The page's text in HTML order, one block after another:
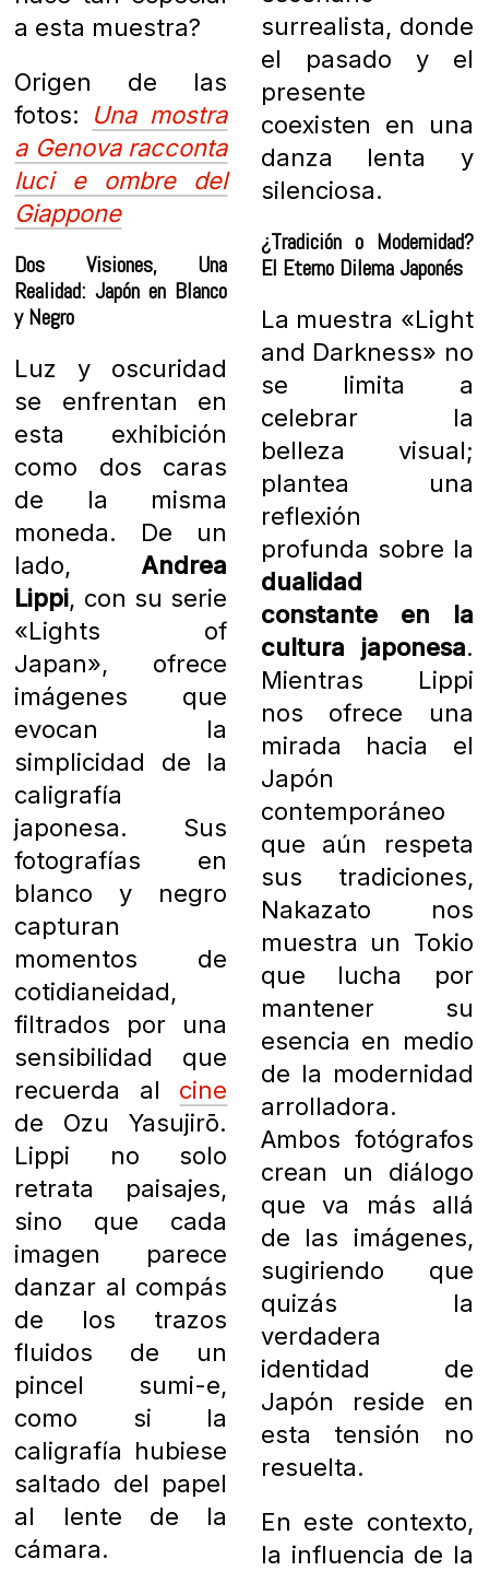
a esta muestra?
Origen de las
fotos: Una mostra
a Genova racconta
luci e ombre del
Giappone
Dos Visiones, Una
Realidad: Japón en Blanco
y Negro
Luz y oscuridad
se enfrentan en
esta exhibición
como dos caras
de la misma
moneda. De un
lado, Andrea
Lippi, con su serie
«Lights of
Japan», ofrece
imágenes que
evocan la
simplicidad de la
caligrafía
japonesa. Sus
fotografías en
blanco y negro
capturan
momentos de
cotidianeidad,
filtrados por una
sensibilidad que
recuerda al cine
de Ozu Yasujirō.
Lippi no solo
retrata paisajes,
sino que cada
imagen parece
danzar al compás
de los trazos
fluidos de un
pincel sumi-e,
como si la
caligrafía hubiese
saltado del papel
al lente de la
cámara.
surrealista, donde
el pasado y el
presente
coexisten en una
danza lenta y
silenciosa.
¿Tradición o Modernidad?
El Eterno Dilema Japonés
La muestra «Light
and Darkness» no
se limita a
celebrar la
belleza visual;
plantea una
reflexión
profunda sobre la
dualidad
constante en la
cultura japonesa.
Mientras Lippi
nos ofrece una
mirada hacia el
Japón
contemporáneo
que aún respeta
sus tradiciones,
Nakazato nos
muestra un Tokio
que lucha por
mantener su
esencia en medio
de la modernidad
arrolladora.
Ambos fotógrafos
crean un diálogo
que va más allá
de las imágenes,
sugiriendo que
quizás la
verdadera
identidad de
Japón reside en
esta tensión no
resuelta.
En este contexto,
la influencia de la